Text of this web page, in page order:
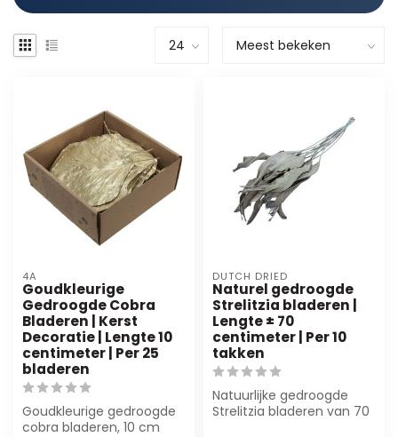
4A
Goudkleurige
Gedroogde Cobra
Bladeren | Kerst
Decoratie | Lengte 10
centimeter | Per 25
bladeren
Goudkleurige gedroogde
cobra bladeren, 10 cm
DUTCH DRIED
Naturel gedroogde
Strelitzia bladeren |
Lengte ± 70
centimeter | Per 10
takken
Natuurlijke gedroogde
Strelitzia bladeren van 70